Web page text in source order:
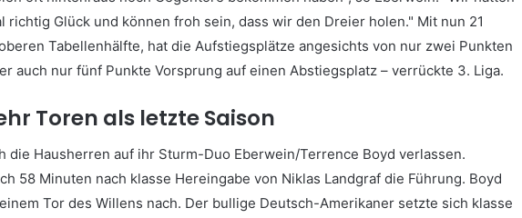
richtig Glück und können froh sein, dass wir den Dreier holen." Mit nun 21
Tabellenhälfte, hat die Aufstiegsplätze angesichts von nur zwei Punkten
auch nur fünf Punkte Vorsprung auf einen Abstiegsplatz – verrückte 3. Liga.
Toren als letzte Saison
die Hausherren auf ihr Sturm-Duo Eberwein/Terrence Boyd verlassen.
58 Minuten nach klasse Hereingabe von Niklas Landgraf die Führung. Boyd
Tor des Willens nach. Der bullige Deutsch-Amerikaner setzte sich klasse